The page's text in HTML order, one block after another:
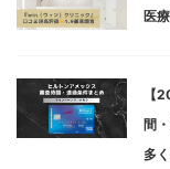
医
【
間
多